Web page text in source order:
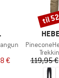
pris
€
Artikel
PineconeHe.
119,95 €
Rabat
til